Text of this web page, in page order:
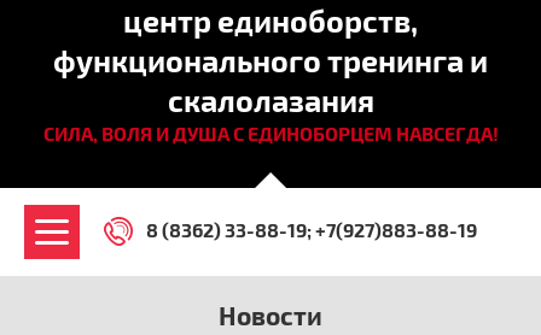
центр единоборств,
функционального тренинга и
скалолазания
СИЛА, ВОЛЯ И ДУША С ЕДИНОБОРЦЕМ НАВСЕГДА!
8 (8362) 33-88-19 +7(927)883-88-19
Новости